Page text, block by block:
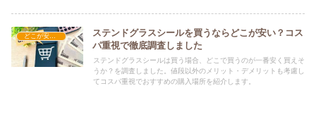
どこが安い？-工具・DIY
ステンドグラスシールを買うならどこが安い？コス
パ重視で徹底調査しました
ステンドグラスシールは買う場合、どこで買うのが一番安く買えそ
うか？を調査しました。値段以外のメリット・デメリットも考慮し
てコスパ重視でおすすめの購入場所を紹介します。